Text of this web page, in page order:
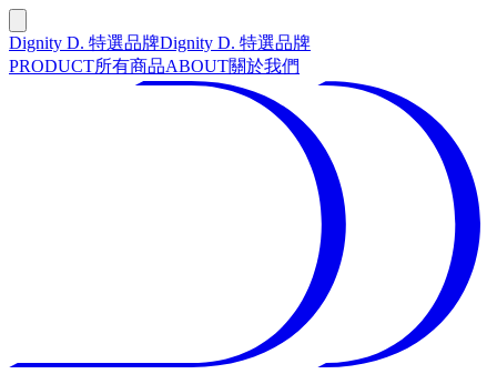
Dignity D. 特選品牌Dignity D. 特選品牌
PRODUCT所有商品ABOUT關於我們